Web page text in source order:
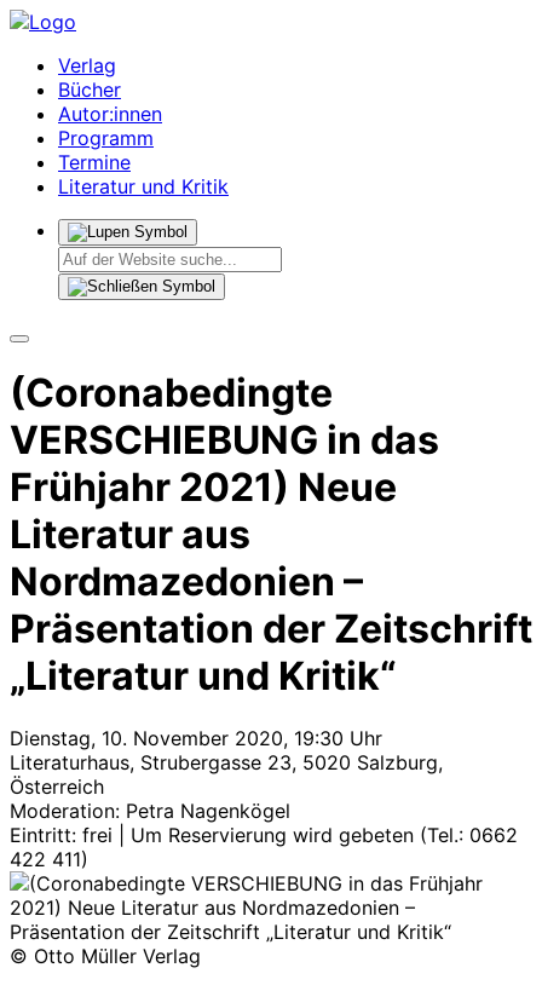
Verlag
Bücher
Autor:innen
Programm
Termine
Literatur und Kritik
(Coronabedingte
VERSCHIEBUNG in das
Frühjahr 2021) Neue
Literatur aus
Nordmazedonien –
Präsentation der Zeitschrift
„Literatur und Kritik“
Dienstag, 10. November 2020, 19:30 Uhr
Literaturhaus, Strubergasse 23, 5020 Salzburg,
Österreich
Moderation: Petra Nagenkögel
Eintritt: frei | Um Reservierung wird gebeten (Tel.: 0662
422 411)
© Otto Müller Verlag